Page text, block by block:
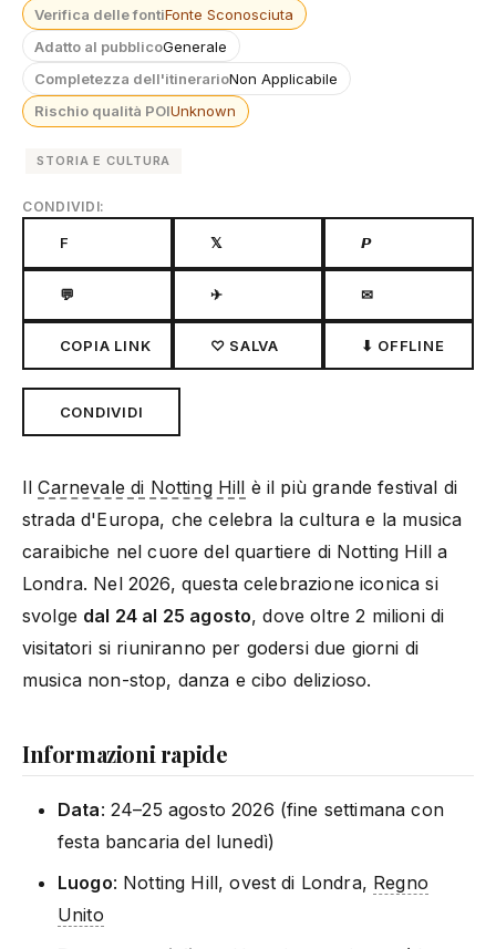
Verifica delle fontiFonte Sconosciuta
Adatto al pubblicoGenerale
Completezza dell'itinerarioNon Applicabile
Rischio qualità POIUnknown
STORIA E CULTURA
CONDIVIDI:
F 𝕏 𝙋
💬 ✈ ✉
COPIA LINK ♡ SALVA ⬇ OFFLINE
CONDIVIDI
IlCarnevale di Notting Hill è il più grande festival di
strada d'Europa, che celebra la cultura e la musica
caraibiche nel cuore del quartiere di Notting Hill a
Londra. Nel 2026, questa celebrazione iconica si
svolge dal 24 al 25 agosto, dove oltre 2 milioni di
visitatori si riuniranno per godersi due giorni di
musica non-stop, danza e cibo delizioso.
Informazioni rapide
Data: 24–25 agosto 2026 (fine settimana con
festa bancaria del lunedì)
Luogo: Notting Hill, ovest di Londra, Regno
Unito